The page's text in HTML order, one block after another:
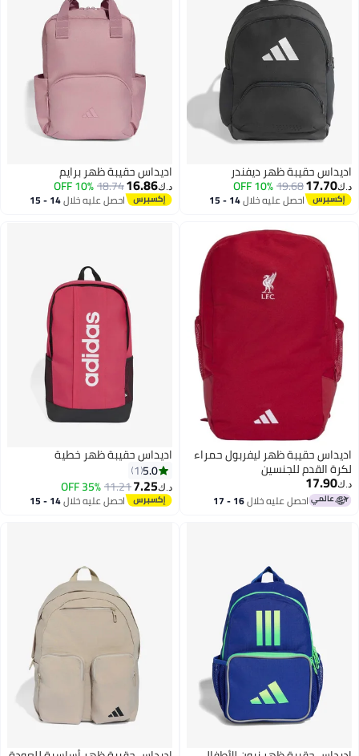
اديداس حقيبة ظهر ديفندر
د.ك‏17.70
19.68
10% OFF
احصل عليه خلال 14 - 15
اديداس حقيبة ظهر برايم
د.ك‏16.86
18.74
10% OFF
احصل عليه خلال 14 - 15
اديداس حقيبة ظهر ليفربول حمراء
لكرة القدم للجنسين
د.ك‏17.90
احصل عليه خلال 16 - 17
اديداس حقيبة ظهر خطية
5.0
1
د.ك‏7.25
11.21
35% OFF
احصل عليه خلال 14 - 15